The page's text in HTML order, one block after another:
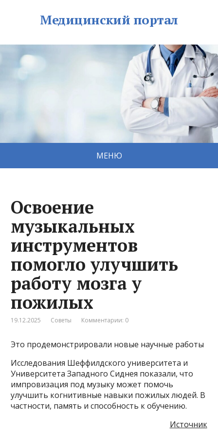
Медицинский портал
МЕНЮ
Освоение
музыкальных
инструментов
помогло улучшить
работу мозга у
пожилых
19.12.2025 Советы Комментарии: 0
Это продемонстрировали новые научные работы
Исследования Шеффилдского университета и
Университета Западного Сиднея показали, что
импровизация под музыку может помочь
улучшить когнитивные навыки пожилых людей. В
частности, память и способность к обучению.
Источник